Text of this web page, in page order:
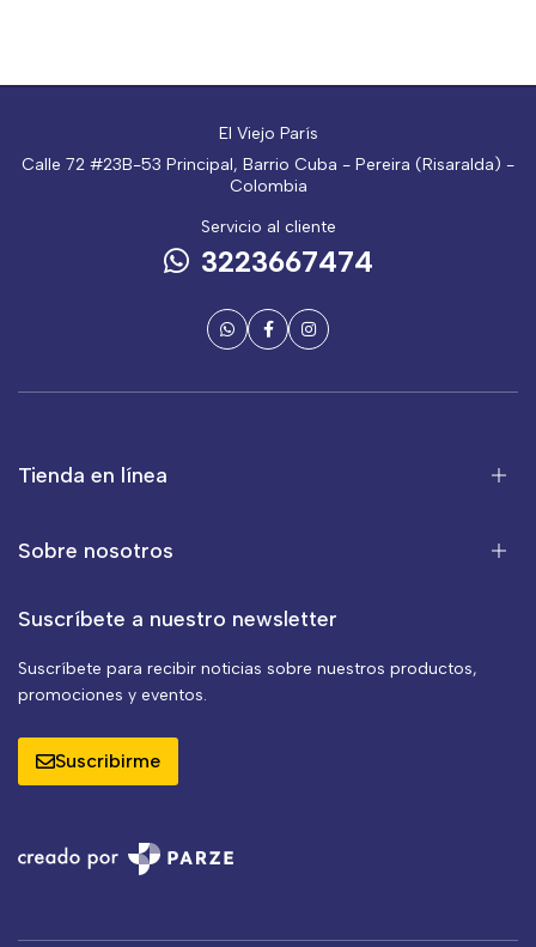
El Viejo París
Calle 72 #23B-53 Principal, Barrio Cuba - Pereira (Risaralda) -
Colombia
Servicio al cliente
3223667474
Tienda en línea
Sobre nosotros
Suscríbete a nuestro newsletter
Suscríbete para recibir noticias sobre nuestros productos,
promociones y eventos.
Suscribirme